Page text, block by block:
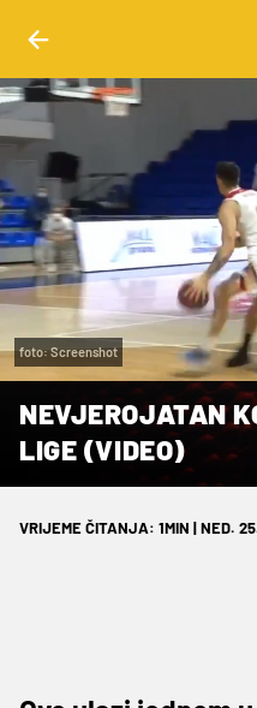
foto: Screenshot
NEVJEROJATAN
LIGE (VIDEO)
VRIJEME ČITANJA: 1MIN | NED.